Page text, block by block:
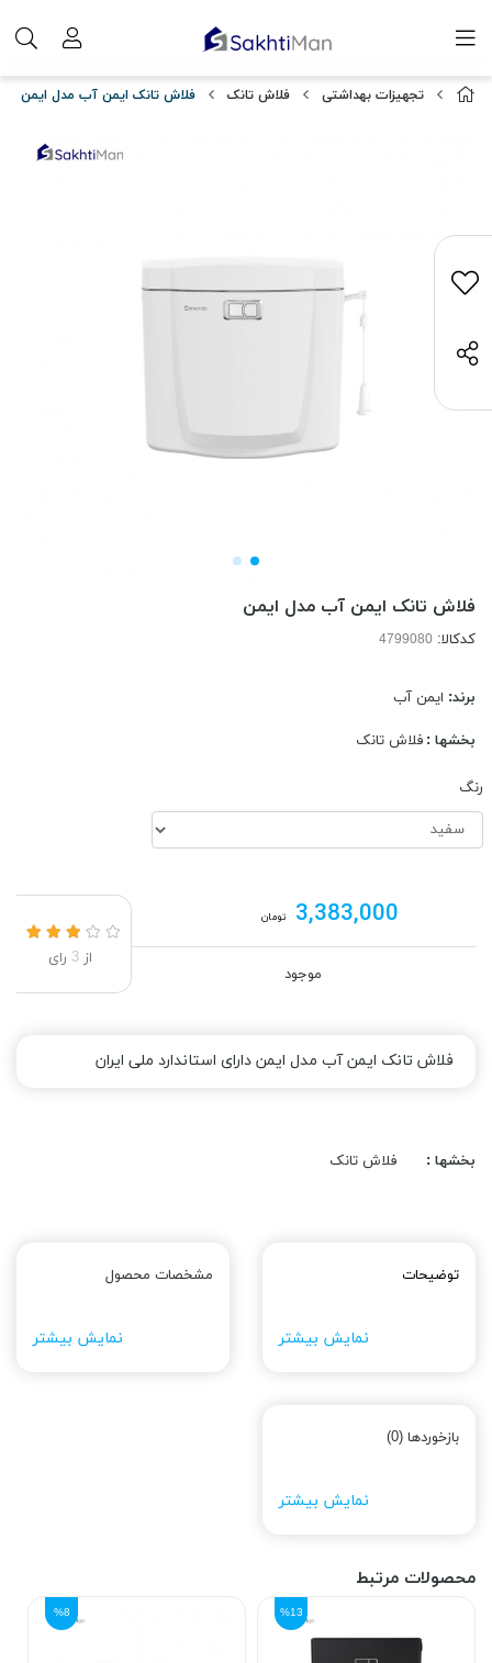
تجهیزات بهداشتی فلاش تانک فلاش تانک ایمن آب مدل ایمن
فلاش تانک ایمن آب مدل ایمن
کدکالا:
برند: ایمن آب
بخشها : فلاش تانک
رنگ
3,383,000 تومان
موجود
از 3 رای
فلاش تانک ایمن آب مدل ایمن دارای استاندارد ملی ایران
بخشها : فلاش تانک
توضیحات
نمایش بیشتر
مشخصات محصول
نمایش بیشتر
بازخوردها (0)
نمایش بیشتر
محصولات مرتبط
%13
%8